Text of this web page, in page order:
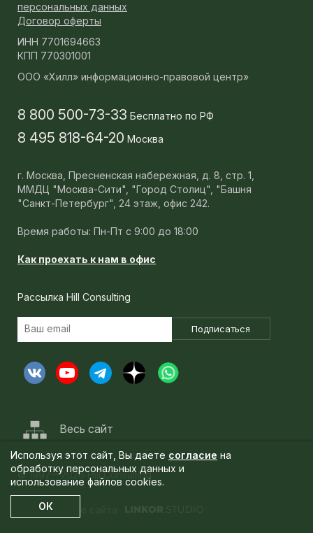
персональных данных
Договор оферты
ИНН 7701694663
КПП 770301001
ООО «Хилл» информационно-правовой центр»
8 800 500-73-33 Бесплатно по РФ
8 495 818-64-20 Москва
г. Москва, Пресненская набережная, д. 8, стр. 1,
ММДЦ "Москва-Сити", "Город Столиц", "Башня
"Санкт-Петербург", 24 этаж, офис 242.
Время работы: Пн-Пт с 9:00 до 18:00
Как проехать к нам в офис
Рассылка Hill Consulting
Подписаться
Весь сайт
© 1997—2026 Hill Consulting
Продвижение сайта
Используя этот сайт, Вы даете согласие на
обработку персональных данных и
использование файлов cookies.
ОК